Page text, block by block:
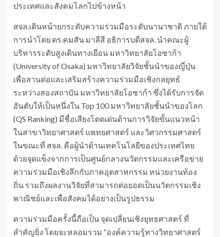
ประเทศและสังคมโลกไปข้างหน้า
สจล.เดินหน้ายกระดับความร่วมมือระดับนานาชาติ ภายใต้
การนำโดย ดร.คมสัน มาลีสี อธิการบดีสจล. นำคณะผู้
บริหารระดับสูงเดินทางเยือน มหาวิทยาลัยโอซาก้า
(University of Osaka) มหาวิทยาลัยวิจัยชั้นนำของญี่ปุ่น
เพื่อสานต่อและเสริมสร้างความร่วมมือเชิงกลยุทธ์
ระหว่างสองสถาบัน มหาวิทยาลัยโอซาก้า ซึ่งได้รับการจัด
อันดับให้เป็นหนึ่งใน Top 100 มหาวิทยาลัยชั้นนำของโลก
(QS Ranking) มีชื่อเสียงโดดเด่นด้านการวิจัยขั้นแนวหน้า
ในสาขาวิทยาศาสตร์ แพทยศาสตร์ และวิศวกรรมศาสตร์
ในขณะที่ สจล. คือผู้นำด้านเทคโนโลยีของประเทศไทย
ด้วยจุดแข็งจากการเป็นศูนย์กลางนวัตกรรมและเครือข่าย
ความร่วมมือเชิงลึกกับภาคอุตสาหกรรม หน่วยงานท้อง
ถิ่น รวมถึงผลงานวิจัยที่สามารถต่อยอดเป็นนวัตกรรมเชิง
พาณิชย์และเพื่อสังคมได้อย่างเป็นรูปธรรม
ความร่วมมือครั้งนี้ถือเป็น จุดเปลี่ยนเชิงยุทธศาสตร์ ที่
สำคัญยิ่ง โดยจะหลอมรวม “องค์ความรู้ทางวิทยาศาสตร์